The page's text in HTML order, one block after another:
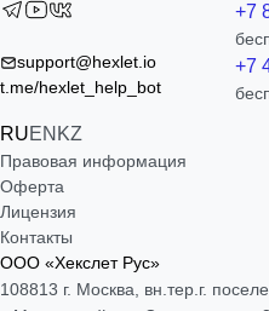
support@hexlet.io
t.me/hexlet_help_bot
RUEN KZ
+7
+7
Правовая информация
Оферта
Лицензия
Контакты
ООО «Хекслет Рус»
108813 г. Москва, вн.тер.г.